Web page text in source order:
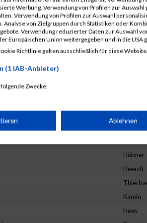
Ivanova
Prehm
Nym
Hübner
Heerdt
Kamin
Hees
Werbung. Verwendung von Profilen zur
Verwendung von Profilen zur Auswahl
Analyse von Zielgruppen durch Statistiken oder
Verwendung reduzierter Daten zur Auswahl
Europäischen Union weitergegeben und in die USA
Richtlinie gelten ausschließlich für diese
(1 IAB-Anbieter)
Zwecke:
Zugriff auf Informationen auf einem
für personalisierte Werbung
zur Auswahl personalisierter Werbung
Ablehnen